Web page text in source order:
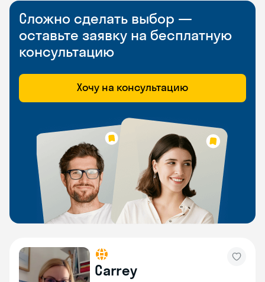
Сложно сделать выбор —
оставьте заявку на бесплатную
консультацию
Хочу на консультацию
Carrey